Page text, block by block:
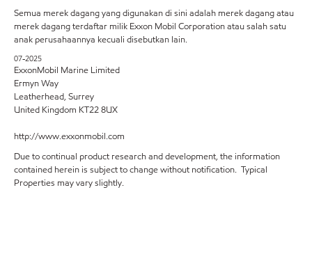
Semua merek dagang yang digunakan di sini adalah merek dagang atau
merek dagang terdaftar milik Exxon Mobil Corporation atau salah satu
anak perusahaannya kecuali disebutkan lain.
07-2025
ExxonMobil Marine Limited
Ermyn Way
Leatherhead, Surrey
United Kingdom KT22 8UX
http://www.exxonmobil.com
Due to continual product research and development, the information
contained herein is subject to change without notification. Typical
Properties may vary slightly.